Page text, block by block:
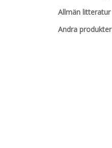
Allmän litteratur
Andra produkter